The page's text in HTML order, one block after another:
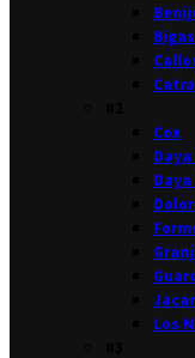
Cox
Los